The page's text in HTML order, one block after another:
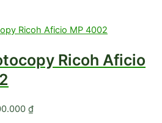
Ricoh Aficio
₫